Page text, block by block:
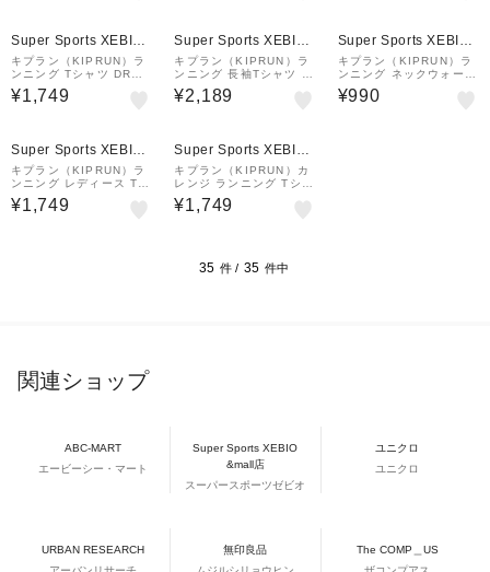
Super Sports XEBIO
&mall店
キプラン（KIPRUN）ラ
ンニング Tシャツ DRY+
8841380
¥1,749
Super Sports XEBIO
&mall店
キプラン（KIPRUN）ラ
ンニング 長袖Tシャツ U
Vカット DRY 500 UV 8
817440
¥2,189
Super Sports XEBIO
&mall店
キプラン（KIPRUN）ラ
ンニング ネックウォーマ
ー 8651314
¥990
Super Sports XEBIO
&mall店
キプラン（KIPRUN）ラ
ンニング レディース Tシ
ャツ 透湿性 RUN 500 8
831477
¥1,749
Super Sports XEBIO
&mall店
キプラン（KIPRUN）カ
レンジ ランニング Tシャ
ツ DRY+ 8842689
¥1,749
35 件 / 35 件中
関連ショップ
ABC-MART
エービーシー・マート
Super Sports XEBIO
&mall店
スーパースポーツゼビオ
ユニクロ
ユニクロ
URBAN RESEARCH
無印良品
The COMP＿US